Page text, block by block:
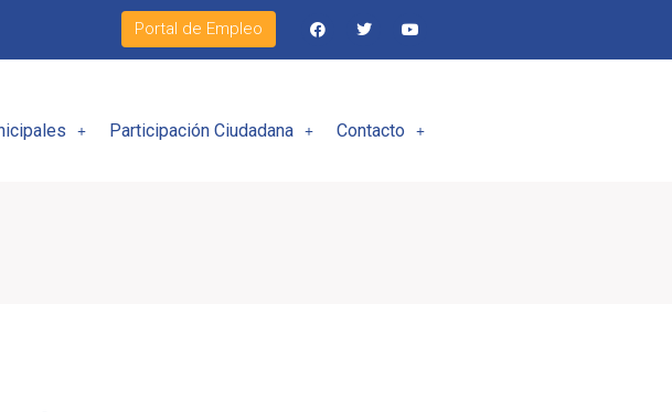
Portal de Empleo
Participación Ciudadana Contacto